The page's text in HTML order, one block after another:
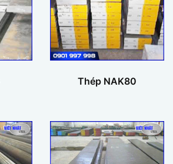
Thép NAK80